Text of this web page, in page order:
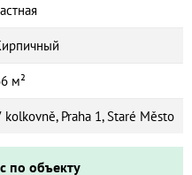
м²
kolkovně, Praha 1, Staré Město
по объекту